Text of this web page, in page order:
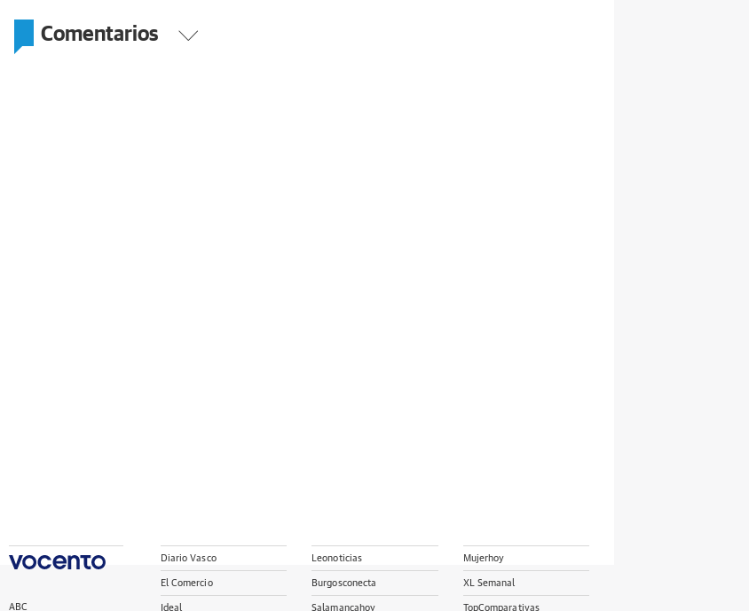
Comentarios
ABC
Diario Vasco
El Comercio
Ideal
Leonoticias
Burgosconecta
Salamancahoy
Mujerhoy
XL Semanal
TopComparativas